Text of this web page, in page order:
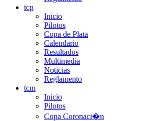
tcp
Inicio
Pilotos
Copa de Plata
Calendario
Resultados
Multimedia
Noticias
Reglamento
tcm
Inicio
Pilotos
Copa Coronaci�n